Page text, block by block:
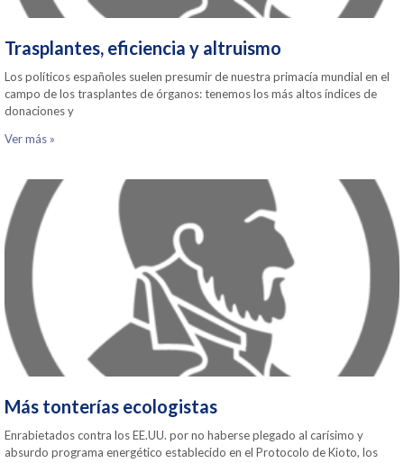
Trasplantes, eficiencia y altruismo
Los políticos españoles suelen presumir de nuestra primacía mundial en el
campo de los trasplantes de órganos: tenemos los más altos índices de
donaciones y
Ver más »
Más tonterías ecologistas
Enrabietados contra los EE.UU. por no haberse plegado al carísimo y
absurdo programa energético establecido en el Protocolo de Kioto, los